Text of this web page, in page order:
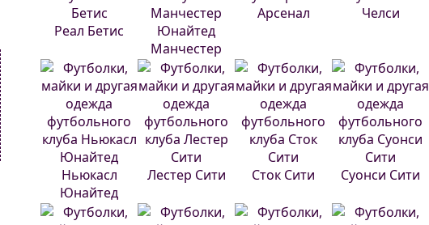
Реал Бетис
Манчестер
Юнайтед
Арсенал
Челси
Ньюкасл
Юнайтед
Лестер Сити Сток Сити Суонси Сити